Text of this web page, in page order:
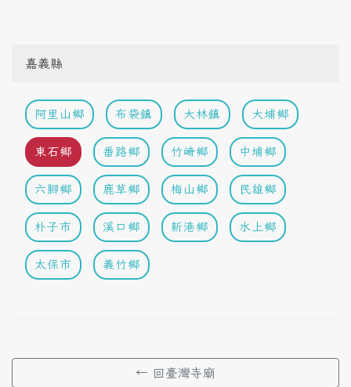
嘉義縣
阿里山鄉 布袋鎮 大林鎮 大埔鄉
東石鄉 番路鄉 竹崎鄉 中埔鄉
六腳鄉 鹿草鄉 梅山鄉 民雄鄉
朴子市 溪口鄉 新港鄉 水上鄉
太保市 義竹鄉
← 回臺灣寺廟